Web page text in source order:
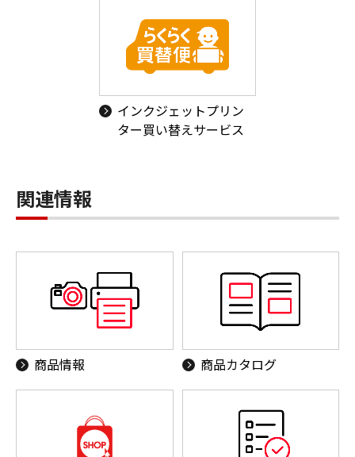
インクジェットプリン
ター買い替えサービス
関連情報
商品情報 商品カタログ